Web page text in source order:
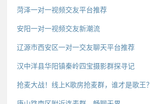
菏泽一对一视频交友平台推荐
安阳一对一视频交友新潮流
辽源市西安区一对一交友聊天平台推荐
汉中洋县华阳镇秦岭四宝摄影群探寻记
抢麦大战！线上K歌房抢麦群，谁才是歌王？